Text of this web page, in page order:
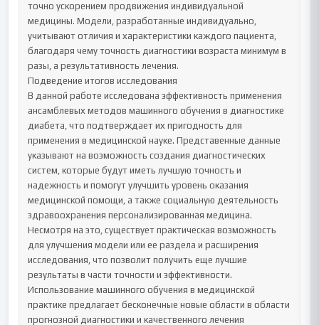
точно ускорением продвижения индивидуальной
медицины. Модели, разработанные индивидуально,
учитывают отличия и характеристики каждого пациента,
благодаря чему точность диагностики возраста минимум в
разы, а результативность лечения.
Подведение итогов исследования
В данной работе исследована эффективность применения
ансамблевых методов машинного обучения в диагностике
диабета, что подтверждает их пригодность для
применения в медицинской науке. Представенные данные
указывают на возможность создания диагностических
систем, которые будут иметь лучшую точность и
надежность и помогут улучшить уровень оказания
медицинской помощи, а также социальную деятельность
здравоохранения персонализированная медицина.
Несмотря на это, существует практическая возможность
для улучшения модели или ее раздела и расширения
исследования, что позволит получить еще лучшие
результаты в части точности и эффективности.
Использование машинного обучения в медицинской
практике предлагает бесконечные новые области в области
прогнозной диагностики и качественного лечения